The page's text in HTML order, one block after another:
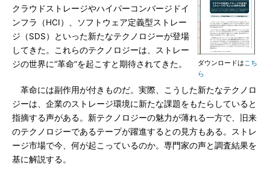
ダウンロードはこち
ら
クラウドストレージやハイパーコンバージドイ
ンフラ（HCI）、ソフトウェア定義型ストレー
ジ（SDS）といった新たなテクノロジーが登場
してきた。これらのテクノロジーは、ストレー
ジの世界に“革命”を起こすと期待されてきた。
革命には副作用が付きものだ。実際、こうした新たなテクノロ
ジーは、企業のストレージ環境に新たな課題をもたらしていると
指摘する声がある。新テクノロジーの魅力が薄れる一方で、旧来
のテクノロジーであるテープが躍進するとの見方もある。ストレ
ージ市場で今、何が起こっているのか。専門家の声と調査結果を
基に解説する。